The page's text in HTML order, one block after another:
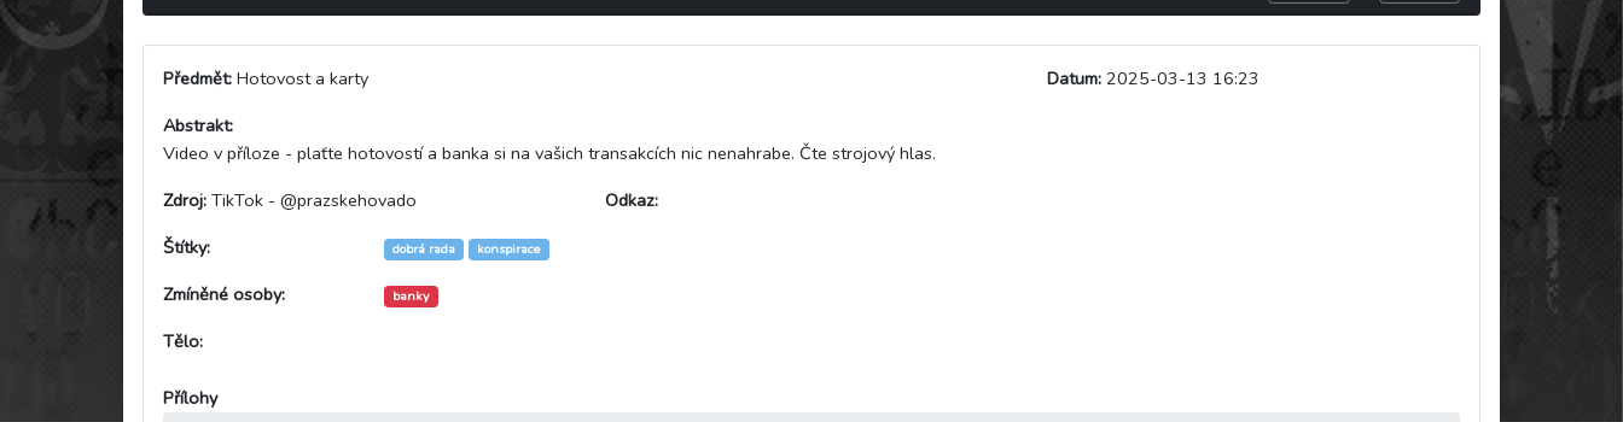
Předmět: Hotovost a karty Datum: 2025-03-13 16:23
Abstrakt:
Video v příloze - plaťte hotovostí a banka si na vašich transakcích nic nenahrabe. Čte strojový hlas.
Zdroj: TikTok - @prazskehovado
Odkaz:
Štítky:
dobrá rada konspirace
Zmíněné osoby: banky
Tělo:
Přílohy